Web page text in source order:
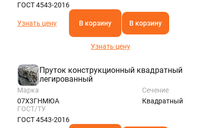
ГОСТ 4543-2016
Узнать цену В корзину В корзину
Узнать цену
Пруток конструкционный квадратный
легированный
Марка
07Х3ГНМЮА
Сечение
Квадратный
ГОСТ/ТУ
ГОСТ 4543-2016